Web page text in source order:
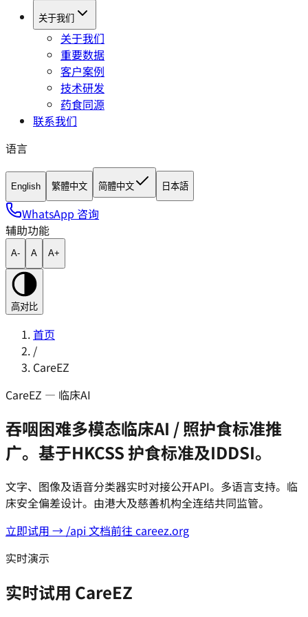
关于我们
关于我们
重要数据
客户案例
技术研发
药食同源
联系我们
语言
English 繁體中文 简體中文 日本語
WhatsApp 咨询
辅助功能
A- A A+
高对比
首页
/
CareEZ
CareEZ — 临床AI
吞咽困难多模态临床AI / 照护食标准推
广。基于HKCSS 护食标准及IDDSI。
文字、图像及语音分类器实时对接公开API。多语言支持。临
床安全偏差设计。由港大及慈善机构全连结共同监管。
立即试用 → /api 文档前往 careez.org
实时演示
实时试用 CareEZ